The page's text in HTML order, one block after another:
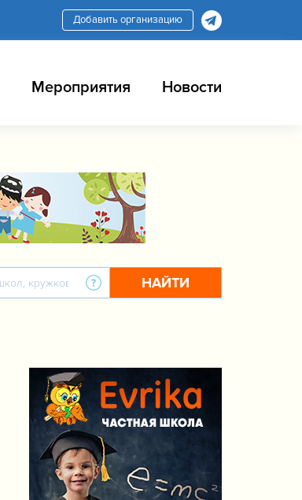
Добавить организацию
Мероприятия Новости
НАЙТИ